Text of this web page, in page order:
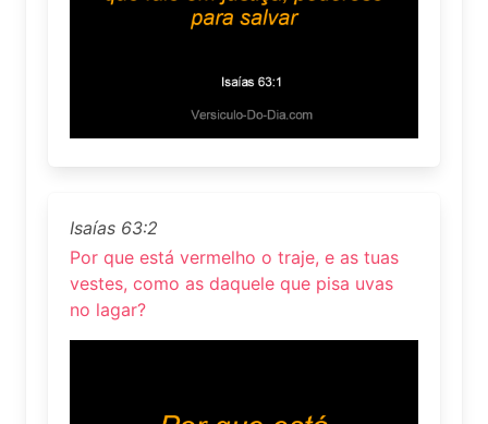
Isaías 63:2
Por que está vermelho o traje, e as tuas
vestes, como as daquele que pisa uvas
no lagar?